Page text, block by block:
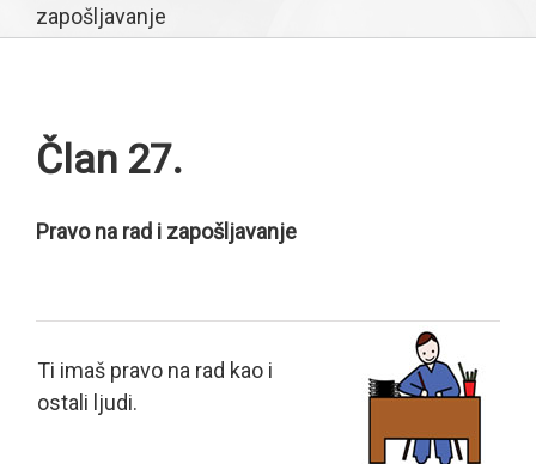
zapošljavanje
Član 27.
Pravo na rad i zapošljavanje
Ti imaš pravo na rad kao i
ostali ljudi.